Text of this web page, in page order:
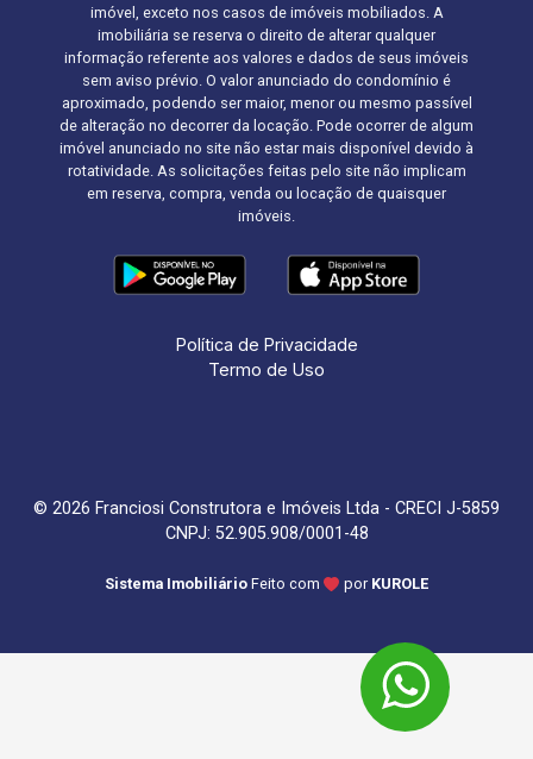
imóvel, exceto nos casos de imóveis mobiliados. A
imobiliária se reserva o direito de alterar qualquer
informação referente aos valores e dados de seus imóveis
sem aviso prévio. O valor anunciado do condomínio é
aproximado, podendo ser maior, menor ou mesmo passível
de alteração no decorrer da locação. Pode ocorrer de algum
imóvel anunciado no site não estar mais disponível devido à
rotatividade. As solicitações feitas pelo site não implicam
em reserva, compra, venda ou locação de quaisquer
imóveis.
Política de Privacidade
Termo de Uso
© 2026 Franciosi Construtora e Imóveis Ltda - CRECI J-5859
CNPJ: 52.905.908/0001-48
Sistema Imobiliário Feito com por KUROLE